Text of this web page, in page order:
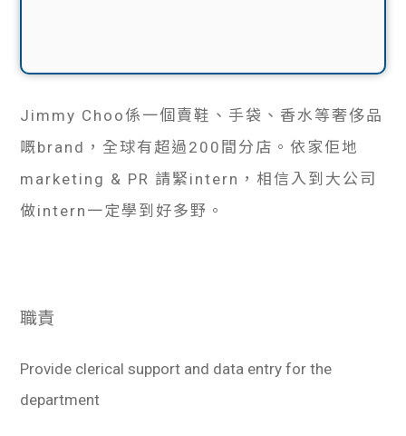
Jimmy Choo係一個賣鞋、手袋、香水等奢侈品
嘅brand，全球有超過200間分店。依家佢地
marketing & PR 請緊intern，相信入到大公司
做intern一定學到好多野。
職責
Provide clerical support and data entry for the
department